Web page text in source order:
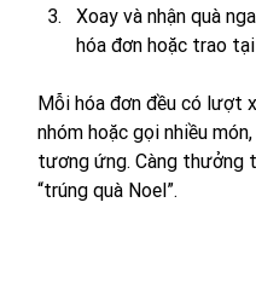
Xoay và nhận quà
hóa đơn hoặc trao
Mỗi hóa đơn đều có lượt
nhóm hoặc gọi nhiều
tương ứng. Càng thưởng
“trúng quà Noel”.